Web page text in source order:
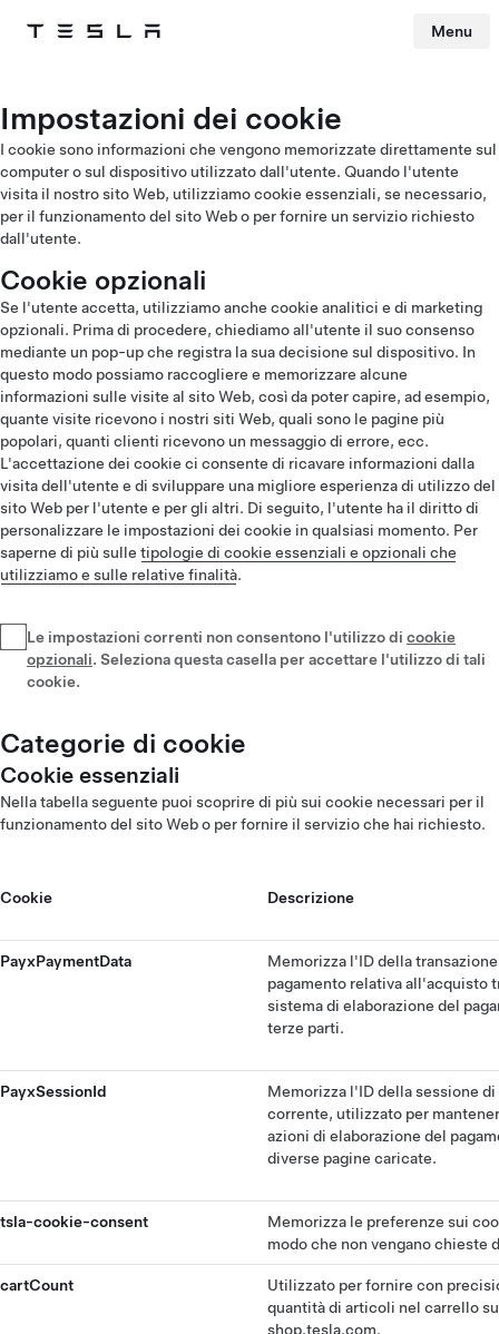
Tesla Menu
Impostazioni dei cookie
I cookie sono informazioni che vengono memorizzate direttamente sul
computer o sul dispositivo utilizzato dall'utente. Quando l'utente
visita il nostro sito Web, utilizziamo cookie essenziali, se necessario,
per il funzionamento del sito Web o per fornire un servizio richiesto
dall'utente.
Cookie opzionali
Se l'utente accetta, utilizziamo anche cookie analitici e di marketing
opzionali. Prima di procedere, chiediamo all'utente il suo consenso
mediante un pop-up che registra la sua decisione sul dispositivo. In
questo modo possiamo raccogliere e memorizzare alcune
informazioni sulle visite al sito Web, così da poter capire, ad esempio,
quante visite ricevono i nostri siti Web, quali sono le pagine più
popolari, quanti clienti ricevono un messaggio di errore, ecc.
L'accettazione dei cookie ci consente di ricavare informazioni dalla
visita dell'utente e di sviluppare una migliore esperienza di utilizzo del
sito Web per l'utente e per gli altri. Di seguito, l'utente ha il diritto di
personalizzare le impostazioni dei cookie in qualsiasi momento. Per
saperne di più sulle tipologie di cookie essenziali e opzionali che
utilizziamo e sulle relative finalità.
Le impostazioni correnti non consentono l'utilizzo di cookie
opzionali. Seleziona questa casella per accettare l'utilizzo di tali
cookie.
Categorie di cookie
Cookie essenziali
Nella tabella seguente puoi scoprire di più sui cookie necessari per il
funzionamento del sito Web o per fornire il servizio che hai richiesto.
Cookie Descrizione
PayxPaymentData
Memorizza l'ID della
pagamento relativa all'acquisto
sistema di elaborazione del
terze parti.
PayxSessionId
Memorizza l'ID della sessione
corrente, utilizzato per
azioni di elaborazione del
diverse pagine caricate.
tsla-cookie-consent
Memorizza le preferenze sui
modo che non vengano chieste
cartCount
Utilizzato per fornire con
quantità di articoli nel carrello su
shop.tesla.com.